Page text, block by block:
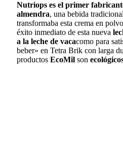
Nutriops es el primer
almendra, una bebida
transformaba esta crema en
éxito inmediato de esta nueva
a la leche de vacacomo para
beber» en Tetra Brik con larga
productos EcoMil son